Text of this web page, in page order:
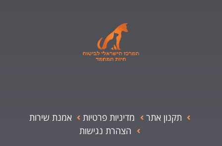
תקנון אתר מדיניות פרטיות
אמנת שירות
הצהרת נגישות